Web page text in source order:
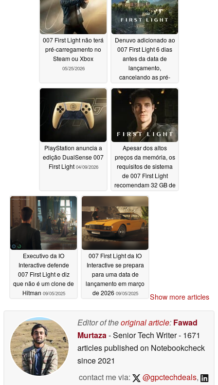
007 First Light não terá
pré-carregamento no
Steam ou Xbox
05/25/2026
Denuvo adicionado ao
007 First Light 6 dias
antes da data de
lançamento,
cancelando as pré-
encomendas05/22/2026
PlayStation anuncia a
edição DualSense 007
First Light 04/09/2026
Apesar dos altos
preços da memória, os
requisitos de sistema
de 007 First Light
recomendam 32 GB de
RAM para 1080p
01/07/2026
Executivo da IO
Interactive defende
007 First Light e diz
que não é um clone de
Hitman 09/05/2025
007 First Light da IO
Interactive se prepara
para uma data de
lançamento em março
de 2026 09/05/2025 Show more articles
Editor of theoriginal article: Fawad
Murtaza- Senior Tech Writer- 1671
articles published on Notebookcheck
since 2021
contact me via:
@gpctechdeals,